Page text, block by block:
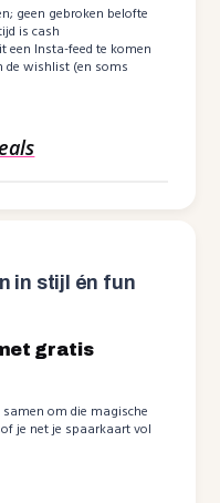
geen gebroken belofte
is cash
een Insta-feed te komen
de wishlist (en soms
in stijl én fun
gratis
om die magische
je net je spaarkaart vol